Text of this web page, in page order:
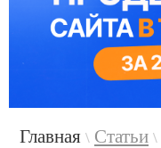
Главная \ Статьи \